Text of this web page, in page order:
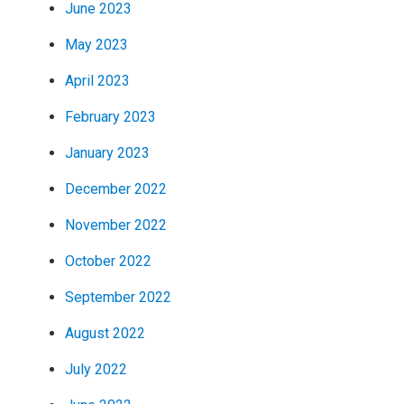
June 2023
May 2023
April 2023
February 2023
January 2023
December 2022
November 2022
October 2022
September 2022
August 2022
July 2022